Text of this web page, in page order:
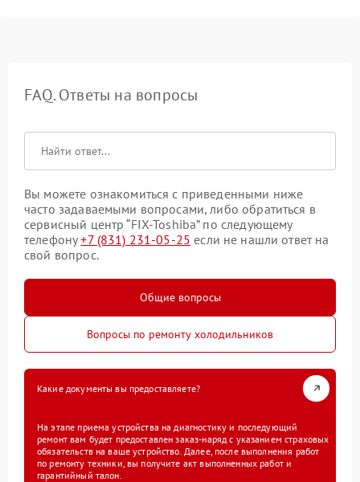
FAQ. Ответы на вопросы
Вы можете ознакомиться с приведенными ниже
часто задаваемыми вопросами, либо обратиться в
сервисный центр “FIX-Toshiba” по следующему
телефону+7 (831) 231-05-25 если не нашли ответ на
свой вопрос.
Общие вопросы
Вопросы по ремонту холодильников
Какие документы вы предоставляете?
На этапе приема устройства на диагностику и последующий
ремонт вам будет предоставлен заказ-наряд с указанием страховых
обязательств на ваше устройство. Далее, после выполнения работ
по ремонту техники, вы получите акт выполненных работ и
гарантийный талон.